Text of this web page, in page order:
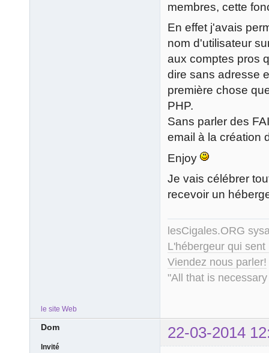
membres, cette
En effet j'avais
nom d'utilisateur
aux comptes pros
dire sans adresse
première chose
PHP.
Sans parler des
email à la création
Enjoy
Je vais célébrer
recevoir un
lesCigales.ORG
L'hébergeur qui
Viendez nous parler!
"All that is
le site Web
Dom 22-03-2014
Invité